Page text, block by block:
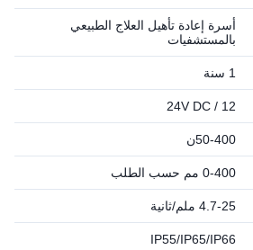
أسرة إعادة تأهيل العلاج الطبيعي
بالمستشفيات
1 سنة
12 / 24V DC
50-400ن
0-400 مم حسب الطلب
4.7-25 ملم/ثانية
IP55/IP65/IP66